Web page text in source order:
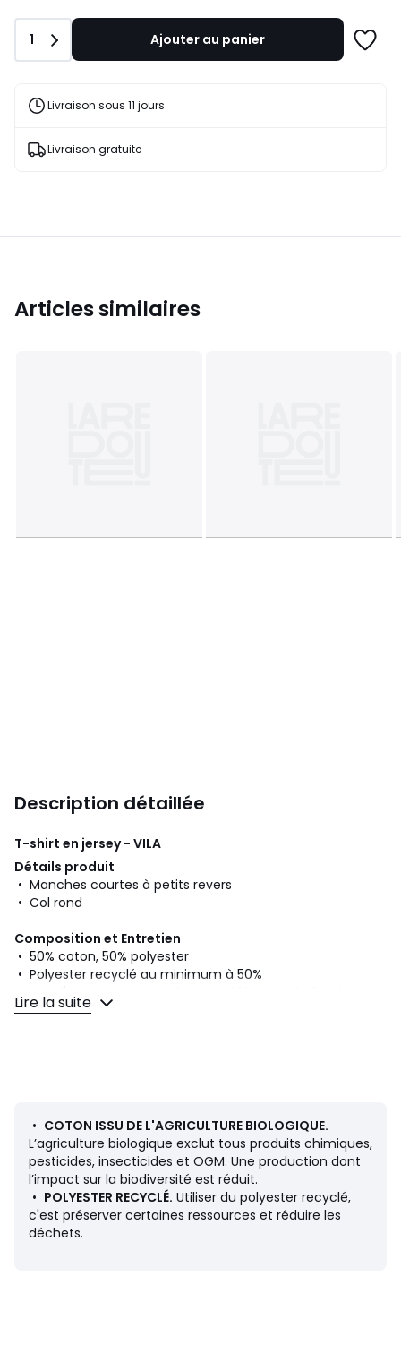
Quantité
1 Ajouter au panier
Livraison sous 11 jours
Livraison gratuite
Articles similaires
Description détaillée
T-shirt en jersey - VILA
Détails produit
• Manches courtes à petits revers
• Col rond
Composition et Entretien
• 50% coton, 50% polyester
• Polyester recyclé au minimum à 50%
• Pour l'entretien, merci de vous référer aux indications
figurant sur l'étiquette du produit
Jaune - Yarrow1
Tailles XS, S, M, L, XL, 2XL
Caractéristiques environnementales de l’emballage
En savoir plus sur nos emballages
Lire la suite
• COTON ISSU DE L'AGRICULTURE BIOLOGIQUE.
L’agriculture biologique exclut tous produits chimiques,
pesticides, insecticides et OGM. Une production dont
l’impact sur la biodiversité est réduit.
• POLYESTER RECYCLÉ. Utiliser du polyester recyclé,
c'est préserver certaines ressources et réduire les
déchets.